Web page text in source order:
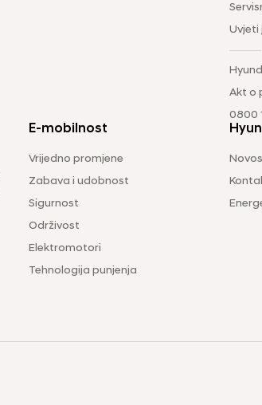
Uvjeti
Akt o
0800
E-mobilnost
Vrijedno promjene
Zabava i udobnost
Sigurnost
Održivost
Elektromotori
Tehnologija punjenja